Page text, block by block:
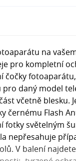
na
pro kompletní
daný model
včetně blesku.
černému Flash
fotky světelným
nepřesahuje
V balení